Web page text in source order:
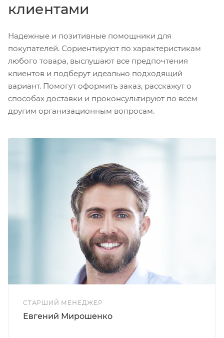
клиентами
Надежные и позитивные помощники для
покупателей. Сориентируют по характеристикам
любого товара, выслушают все предпочтения
клиентов и подберут идеально подходящий
вариант. Помогут оформить заказ, расскажут о
способах доставки и проконсультируют по всем
другим организационным вопросам.
СТАРШИЙ МЕНЕДЖЕР
Евгений Мирошенко